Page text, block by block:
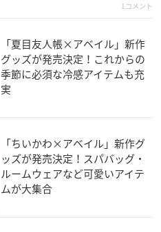
1コメント
「夏目友人帳×アベイル」新作
グッズが発売決定！これからの
季節に必須な冷感アイテムも充
実
「ちいかわ×アベイル」新作グ
ッズが発売決定！スパバッグ・
ルームウェアなど可愛いアイテ
ムが大集合